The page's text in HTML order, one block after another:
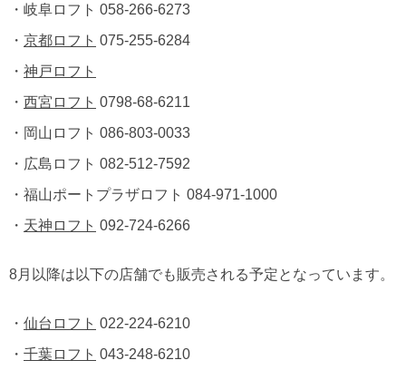
・岐阜ロフト 058-266-6273
・ 京都ロフト 075-255-6284
・ 神戸ロフト
・ 西宮ロフト 0798-68-6211
・岡山ロフト 086-803-0033
・広島ロフト 082-512-7592
・福山ポートプラザロフト 084-971-1000
・ 天神ロフト 092-724-6266
8月以降は以下の店舗でも販売される予定となっています。
・ 仙台ロフト 022-224-6210
・ 千葉ロフト 043-248-6210